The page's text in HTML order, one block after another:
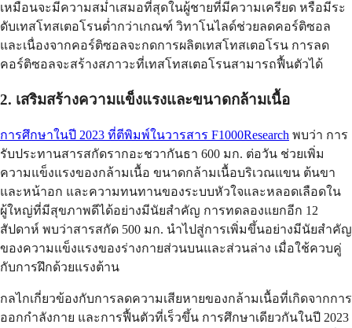
เหมือนจะมีความสม่ำเสมอที่สุดในผู้ชายที่มีความเครียด หรือมีระ
ดับเทสโทสเตอโรนต่ำกว่าเกณฑ์ วิทาโนไลด์ช่วยลดคอร์ติซอล
และเนื่องจากคอร์ติซอลจะกดการผลิตเทสโทสเตอโรน การลด
คอร์ติซอลจะสร้างสภาวะที่เทสโทสเตอโรนสามารถฟื้นตัวได้
2. เสริมสร้างความแข็งแรงและขนาดกล้ามเนื้อ
การศึกษาในปี 2023 ที่ตีพิมพ์ในวารสาร F1000Research พบว่า การ
รับประทานสารสกัดรากอะชวากันธา 600 มก. ต่อวัน ช่วยเพิ่ม
ความแข็งแรงของกล้ามเนื้อ ขนาดกล้ามเนื้อบริเวณแขน ต้นขา
และหน้าอก และความทนทานของระบบหัวใจและหลอดเลือดใน
ผู้ใหญ่ที่มีสุขภาพดีได้อย่างมีนัยสำคัญ การทดลองแยกอีก 12
สัปดาห์ พบว่าสารสกัด 500 มก. นำไปสู่การเพิ่มขึ้นอย่างมีนัยสำคัญ
ของความแข็งแรงของร่างกายส่วนบนและส่วนล่าง เมื่อใช้ควบคู่
กับการฝึกด้วยแรงต้าน
กลไกเกี่ยวข้องกับการลดความเสียหายของกล้ามเนื้อที่เกิดจากการ
ออกกำลังกาย และการฟื้นตัวที่เร็วขึ้น การศึกษาเดียวกันในปี 2023